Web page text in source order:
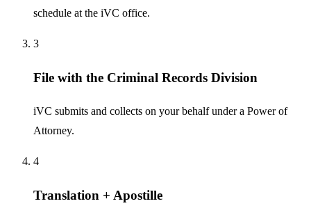
schedule at the iVC office.
3
File with the Criminal Records Division
iVC submits and collects on your behalf under a Power of
Attorney.
4
Translation + Apostille